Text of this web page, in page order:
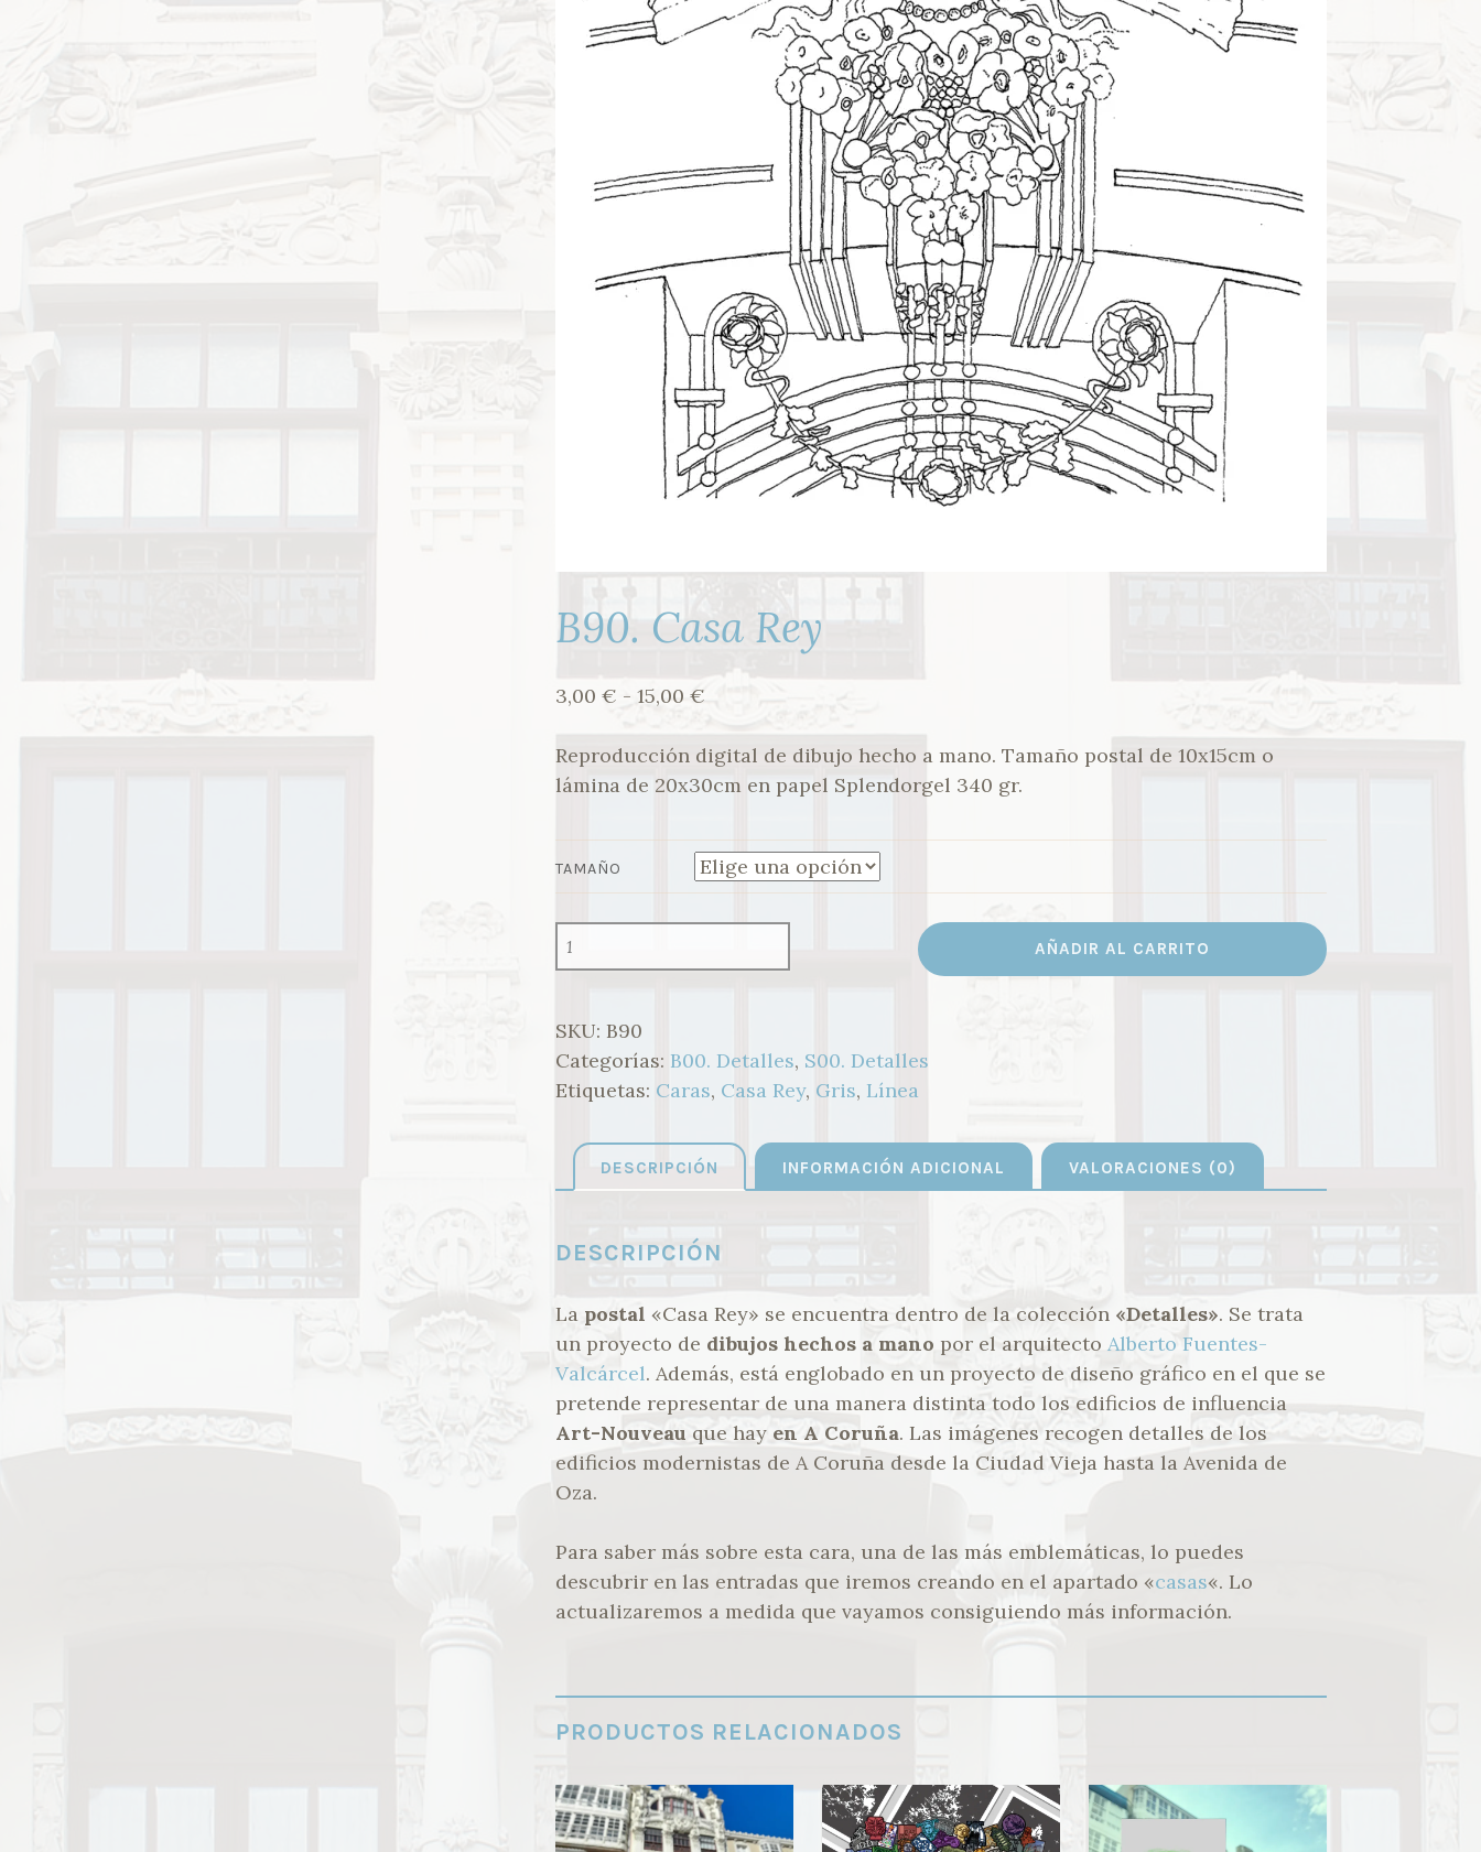
B90. Casa Rey
3,00 € - 15,00 €
precios:
desde
hasta
15,00 €
Reproducción digital de dibujo hecho a mano. Tamaño postal de 10x15cm o
lámina de 20x30cm en papel Splendorgel 340 gr.
TAMAÑO
CASA
AÑADIR AL CARRITO
SKU: B90
Categorías: B00. Detalles, S00. Detalles
Etiquetas: Caras, Casa Rey, Gris, Línea
DESCRIPCIÓN INFORMACIÓN ADICIONAL VALORACIONES (0)
DESCRIPCIÓN
La postal «Casa Rey» se encuentra dentro de la colección «Detalles». Se trata
un proyecto de dibujos hechos a mano por el arquitecto Alberto Fuentes-
Valcárcel. Además, está englobado en un proyecto de diseño gráfico en el que se
pretende representar de una manera distinta todo los edificios de influencia
Art-Nouveau que hay en A Coruña. Las imágenes recogen detalles de los
edificios modernistas de A Coruña desde la Ciudad Vieja hasta la Avenida de
Oza.
Para saber más sobre esta cara, una de las más emblemáticas, lo puedes
descubrir en las entradas que iremos creando en el apartado «casas«. Lo
actualizaremos a medida que vayamos consiguiendo más información.
PRODUCTOS RELACIONADOS